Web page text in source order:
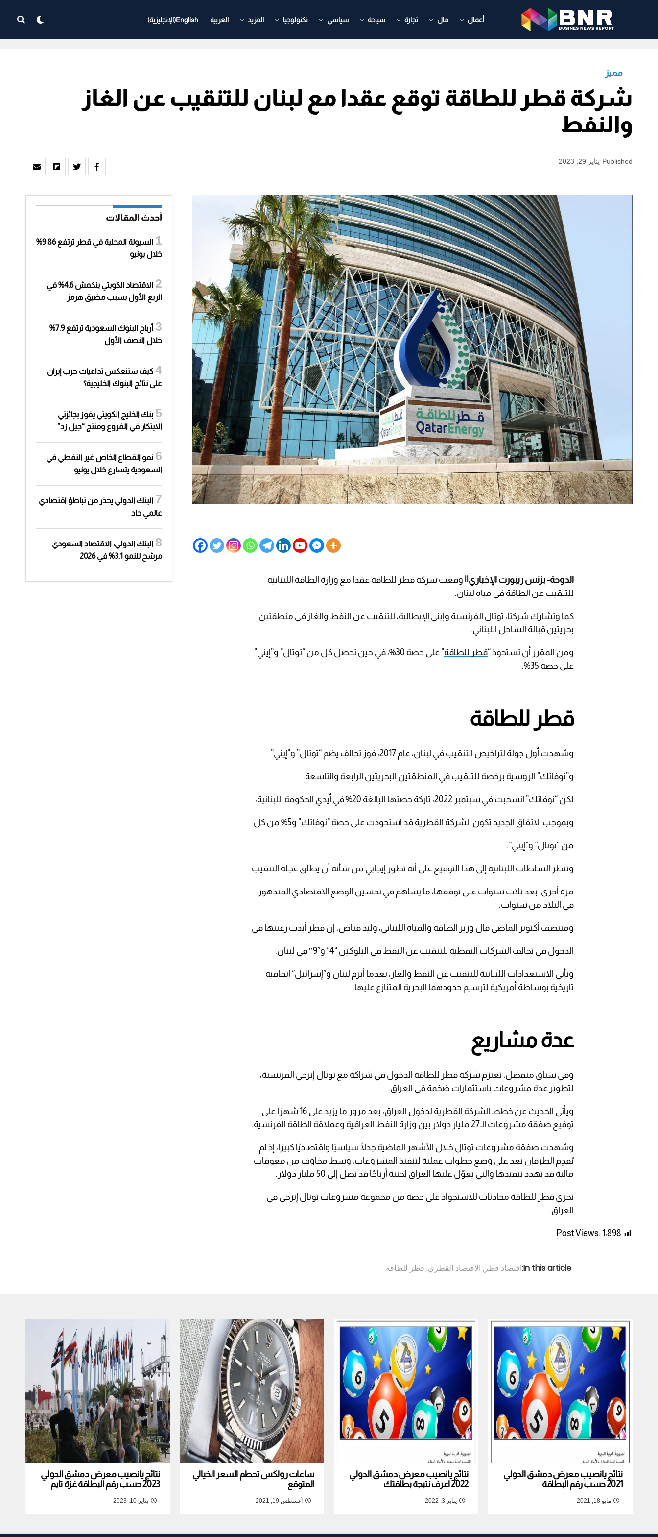
أعمال مال تجارة سياحة سياسي تكنولوجيا المزيد العربية English
(الإنجليزية)
مميز
شركة قطر للطاقة توقع عقدا مع لبنان للتنقيب عن الغاز
والنفط
Published يناير 29, 2023
الدوحة- بزنس ريبورت الإخباري|| وقعت شركة قطر للطاقة عقدا مع وزارة الطاقة اللبنانية
للتنقيب عن الطاقة في مياه لبنان.
كما وتشارك شركتا، توتال الفرنسية وإيني الإيطالية، للتنقيب عن النفط والغاز في منطقتين
بحريتين قبالة الساحل اللبناني.
ومن المقرر أن تستحوذ “قطر للطاقة
” على حصة 30%، في حين تحصل كل من “توتال” و”إيني”
على حصة 35%.
قطر للطاقة
وشهدت أول جولة لتراخيص التنقيب في لبنان، عام 2017، فوز تحالف يضم “توتال” و”إيني”
و”نوفاتك” الروسية برخصة للتنقيب في المنطقتين البحريتين الرابعة والتاسعة.
لكن “نوفاتك” انسحبت في سبتمبر 2022، تاركة حصتها البالغة 20% في أيدي الحكومة اللبنانية،
وبموجب الاتفاق الجديد تكون الشركة القطرية قد استحوذت على حصة “نوفاتك” و5% من كل
من “توتال” و”إيني”.
وتنظر السلطات اللبنانية إلى هذا التوقيع على أنه تطور إيجابي من شأنه أن يطلق عجلة التنقيب
مرة أخرى، بعد ثلاث سنوات على توقفها، ما يساهم في تحسين الوضع الاقتصادي المتدهور
في البلاد من سنوات.
ومنتصف أكتوبر الماضي قال وزير الطاقة والمياه اللبناني، وليد فياض، إن قطر أبدت رغبتها في
الدخول في تحالف الشركات النفطية للتنقيب عن النفط في البلوكين “4” و”9″ في لبنان.
وتأتي الاستعدادات اللبنانية للتنقيب عن النفط والغاز، بعدما أبرم لبنان و”إسرائيل” اتفاقية
تاريخية بوساطة أمريكية لترسيم حدودهما البحرية المتنازع عليها.
عدة مشاريع
وفي سياق منفصل، تعتزم شركة قطر للطاقة الدخول في شراكة مع توتال إنرجي الفرنسية،
لتطوير عدة مشروعات باستثمارات ضخمة في العراق.
ويأتي الحديث عن خطط الشركة القطرية لدخول العراق، بعد مرور ما يزيد على 16 شهرًا على
توقيع صفقة مشروعات الـ27 مليار دولار بين وزارة النفط العراقية وعملاقة الطاقة الفرنسية.
وشهدت صفقة مشروعات توتال خلال الأشهر الماضية جدلًا سياسيًا واقتصاديًا كبيرًا، إذ لم
يُقدِم الطرفان بعد على وضع خطوات عملية لتنفيذ المشروعات، وسط مخاوف من معوقات
مالية قد تهدد تنفيذها والتي يعوّل عليها العراق لجنيه أرباحًا قد تصل إلى 50 مليار دولار.
تجري قطر للطاقة محادثات للاستحواذ على حصة من مجموعة مشروعات توتال إنرجي في
العراق.
Post Views: 1٬898
In this article:اقتصاد قطر , الاقتصاد القطري, قطر للطاقة
أحدث المقالات
السيولة المحلية في قطر ترتفع 9.86%
خلال يونيو
الاقتصاد الكويتي ينكمش 4.6% في
الربع الأول بسبب مضيق هرمز
أرباح البنوك السعودية ترتفع 7.9%
خلال النصف الأول
كيف ستنعكس تداعيات حرب إيران
على نتائج البنوك الخليجية؟
بنك الخليج الكويتي يفوز بجائزتي
الابتكار في الفروع ومنتج “جيل زد”
نمو القطاع الخاص غير النفطي في
السعودية يتسارع خلال يونيو
البنك الدولي يحذر من تباطؤ اقتصادي
عالمي حاد
البنك الدولي: الاقتصاد السعودي
مرشح للنمو 3.1% في 2026
نتائج يانصيب معرض دمشق الدولي
2021 حسب رقم البطاقة
مايو 18, 2021
نتائج يانصيب معرض دمشق الدولي
2022 اعرف نتيجة بطاقتك
يناير 3, 2022
ساعات رولكس تحطم السعر الخيالي
المتوقع
أغسطس 19, 2021
نتائج يانصيب معرض دمشق الدولي
2023 حسب رقم البطاقة غزة تايم
يناير 10, 2023